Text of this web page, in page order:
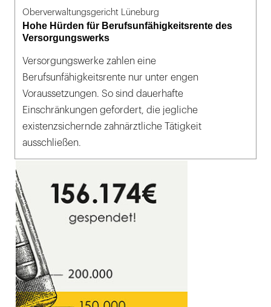
Oberverwaltungsgericht Lüneburg
Hohe Hürden für Berufsunfähigkeitsrente des
Versorgungswerks
Versorgungswerke zahlen eine
Berufsunfähigkeitsrente nur unter engen
Voraussetzungen. So sind dauerhafte
Einschränkungen gefordert, die jegliche
existenzsichernde zahnärztliche Tätigkeit
ausschließen.